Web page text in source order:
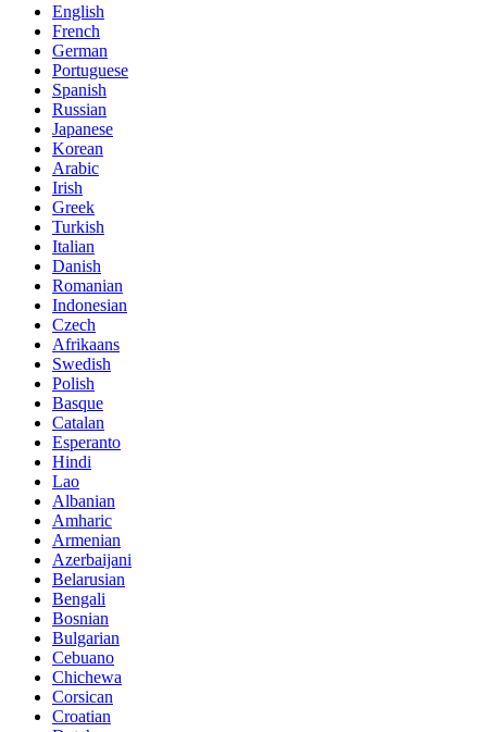
English
French
German
Portuguese
Spanish
Russian
Japanese
Korean
Arabic
Irish
Greek
Turkish
Italian
Danish
Romanian
Indonesian
Czech
Afrikaans
Swedish
Polish
Basque
Catalan
Esperanto
Hindi
Lao
Albanian
Amharic
Armenian
Azerbaijani
Belarusian
Bengali
Bosnian
Bulgarian
Cebuano
Chichewa
Corsican
Croatian